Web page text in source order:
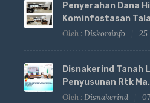
Penyerahan Dana
Kominfostasan
Oleh :Diskominfo 25
Disnakerind Tanah
Penyusunan Rtk
Oleh :Disnakerind